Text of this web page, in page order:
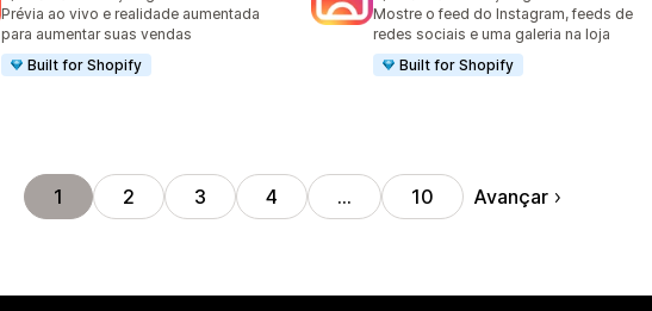
Prévia ao vivo e realidade aumentada
para aumentar suas vendas
Built for Shopify
Mostre o feed do Instagram, feeds de
redes sociais e uma galeria na loja
Built for Shopify
1 2 3 4 … 10 Avançar